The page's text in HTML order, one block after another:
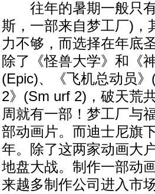
往年的暑期一般只有
斯，一部来自梦工厂)，
力不够，而选择在年底
除了《怪兽大学》和《
(Epic)、《飞机总动员
2》(Sm urf 2)，破天荒
周就有一部！梦工厂与
部动画片。而迪士尼旗
年。除了这两家动画大
地盘大战。制作一部动
来越多制作公司进入市